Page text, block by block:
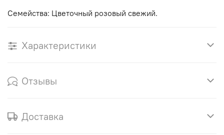
Семейства: Цветочный розовый свежий.
Характеристики
Отзывы
Доставка